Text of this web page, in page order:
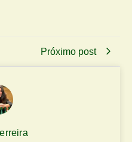
Próximo post